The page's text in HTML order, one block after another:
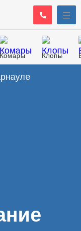
Комары Клопы